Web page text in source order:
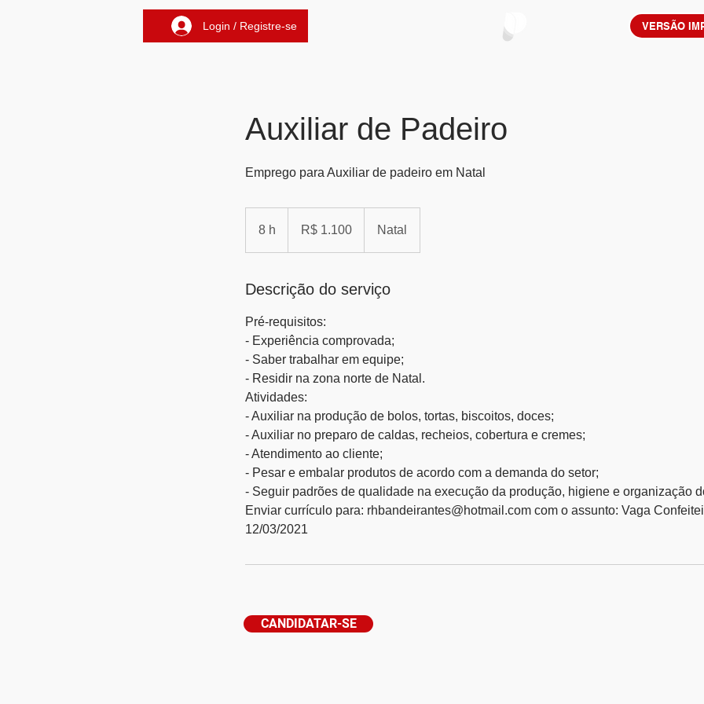
Login / Registre-se VERSÃO
Auxiliar de Padeiro
Emprego para Auxiliar de padeiro em Natal
8 h
brasileiros
R$ 1.100 Natal
Descrição do serviço
Pré-requisitos:
- Experiência comprovada;
- Saber trabalhar em equipe;
- Residir na zona norte de Natal.
Atividades:
- Auxiliar na produção de bolos, tortas, biscoitos, doces;
- Auxiliar no preparo de caldas, recheios, cobertura e cremes;
- Atendimento ao cliente;
- Pesar e embalar produtos de acordo com a demanda do setor;
- Seguir padrões de qualidade na execução da produção, higiene e organização
Enviar currículo para: rhbandeirantes@hotmail.com com o assunto: Vaga
12/03/2021
CANDIDATAR-SE